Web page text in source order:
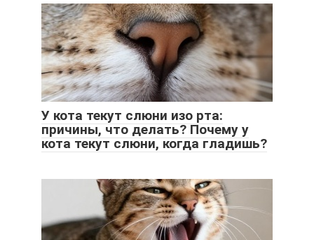
У кота текут слюни изо рта:
причины, что делать? Почему у
кота текут слюни, когда гладишь?